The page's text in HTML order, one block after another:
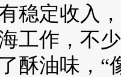
稳定收入
作，不少
酥油味，“